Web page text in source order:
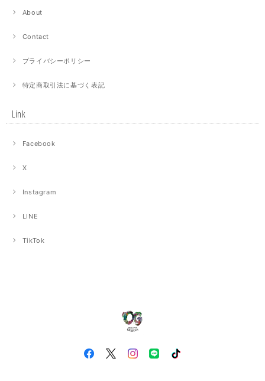
About
Contact
プライバシーポリシー
特定商取引法に基づく表記
Link
Facebook
X
Instagram
LINE
TikTok